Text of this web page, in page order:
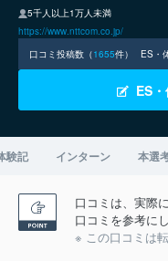
5千人以上1万人未満
https://www.nttcom.co.jp/
口コミ投稿数（1655件） ES・
ES
験記 インターン 本選
口コミは、実際
口コミを参考に
※ この口コミは